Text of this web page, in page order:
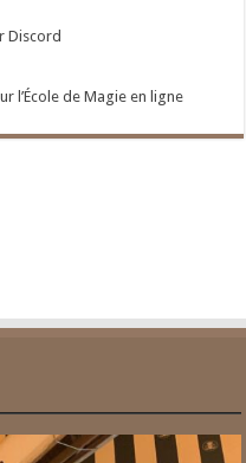
Discord
l’École de Magie en ligne